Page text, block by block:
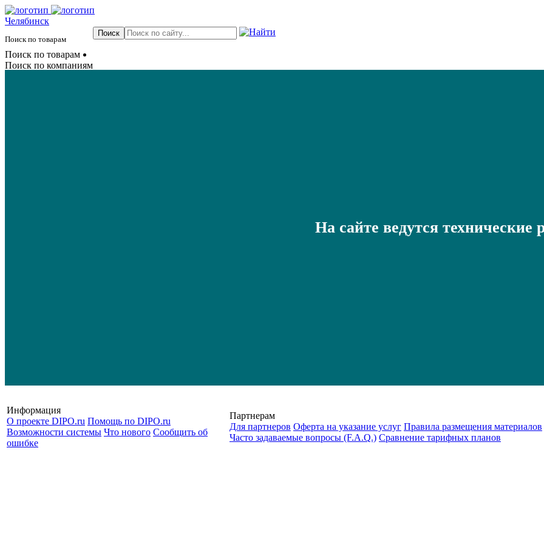
Челябинск
Поиск по товарам
Поиск по товарам
Поиск по компаниям
На сайте ведутся технические
Информация
О проекте DIPO.ru Помощь по DIPO.ru
Возможности системы Что нового Сообщить об
ошибке
Партнерам
Для партнеров Оферта на указание услуг Правила размещения материалов
Часто задаваемые вопросы (F.A.Q.) Cравнение тарифных планов